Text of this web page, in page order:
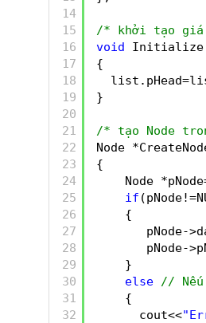
14
15
16
17
18
19
20
21
22
23
24
25
26
27
28
29
30
31
32
/* khởi tạo giá
void
{
}
/* tạo Node
Node
{
Node
if
{
pNode-
pNode-
}
else //
{
cout<<